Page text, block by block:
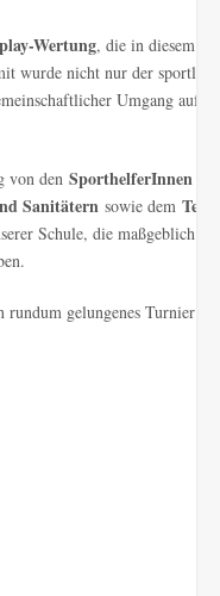
Wertung, die in diesem
wurde nicht nur der
Umgang auf
von den SporthelferInnen
Sanitätern sowie dem
Schule, die maßgeblich
gelungenes Turnier